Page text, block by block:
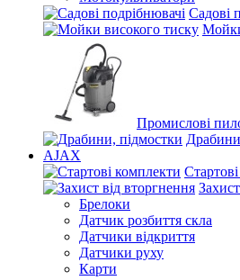
Садові
Промислові
AJAX
Брелоки
Датчик розбиття скла
Датчики відкриття
Датчики руху
Карти